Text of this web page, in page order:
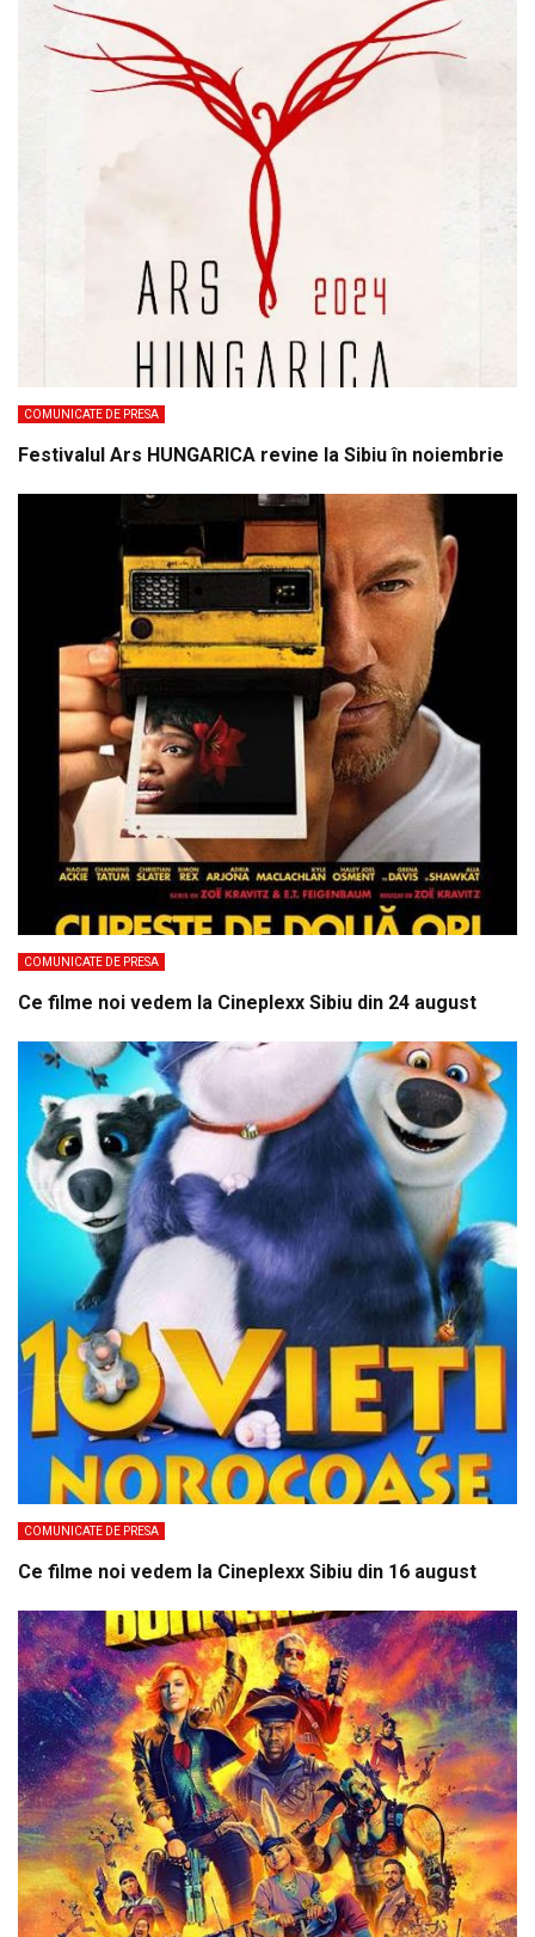
COMUNICATE DE PRESA
Festivalul Ars HUNGARICA revine la Sibiu în noiembrie
COMUNICATE DE PRESA
Ce filme noi vedem la Cineplexx Sibiu din 24 august
COMUNICATE DE PRESA
Ce filme noi vedem la Cineplexx Sibiu din 16 august